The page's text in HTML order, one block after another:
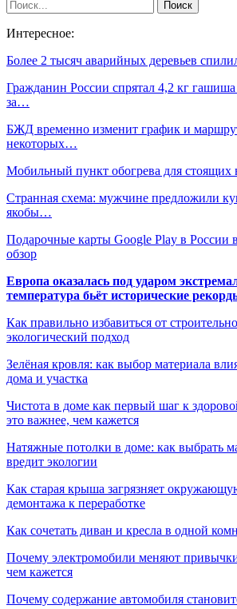
Интересное:
Более 2 тысяч аварийных деревьев
Гражданин России спрятал 4,2 кг
за…
БЖД временно изменит график и
некоторых…
Мобильный пункт обогрева для стоящих
Странная схема: мужчине предложили
якобы…
Подарочные карты Google Play в России
обзор
Европа оказалась под ударом
температура бьёт исторические
Как правильно избавиться от
экологический подход
Зелёная кровля: как выбор материала
дома и участка
Чистота в доме как первый шаг к
это важнее, чем кажется
Натяжные потолки в доме: как выбрать
вредит экологии
Как старая крыша загрязняет
демонтажа к переработке
Как сочетать диван и кресла в одной
Почему электромобили меняют
чем кажется
Почему содержание автомобиля